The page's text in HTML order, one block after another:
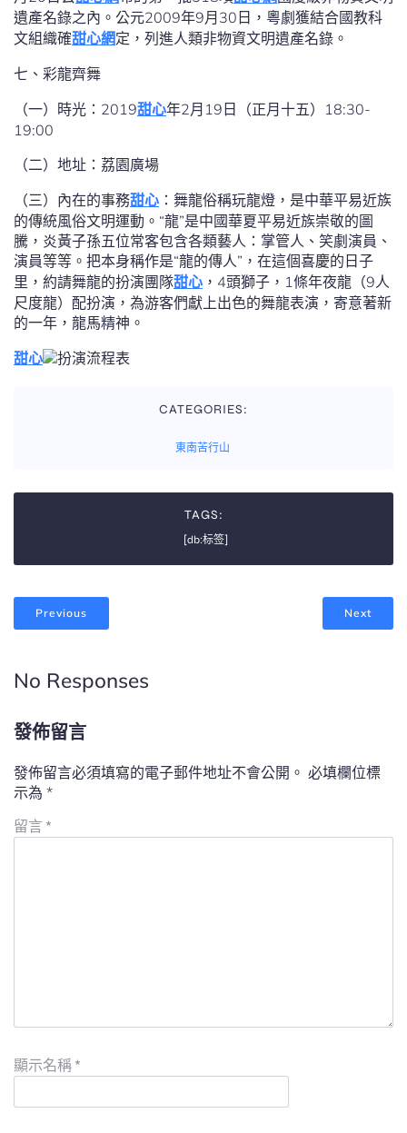
遺產名錄之內。公元2009年9月30日，粵劇獲結合國教科
文組織確甜心網定，列進人類非物資文明遺產名錄。
七、彩龍齊舞
（一）時光：2019甜心年2月19日（正月十五）18:30-
19:00
（二）地址：荔園廣場
（三）內在的事務甜心 ：舞龍俗稱玩龍燈，是中華平易近族
的傳統風俗文明運動。“龍”是中國華夏平易近族崇敬的圖
騰，炎黃子孫五位常客包含各類藝人：掌管人、笑劇演員、
演員等等。把本身稱作是“龍的傳人”，在這個喜慶的日子
里，約請舞龍的扮演團隊甜心 ，4頭獅子，1條年夜龍（9人
尺度龍）配扮演，為游客們獻上出色的舞龍表演，寄意著新
的一年，龍馬精神。
甜心
扮演流程表
CATEGORIES:
東南苦行山
TAGS:
[db:标签]
Previous Next
No Responses
發佈留言
發佈留言必須填寫的電子郵件地址不會公開。 必填欄位標
示為 *
留言 *
顯示名稱 *